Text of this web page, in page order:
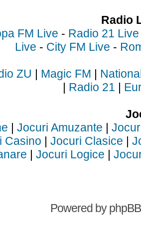
Radio
FM Live - Radio 21 Live
Live - City FM Live -
ZU | Magic FM |
| Radio 21 |
| Jocuri Amuzante |
Casino | Jocuri Clasice |
| Jocuri Logice |
Powered byphpBB